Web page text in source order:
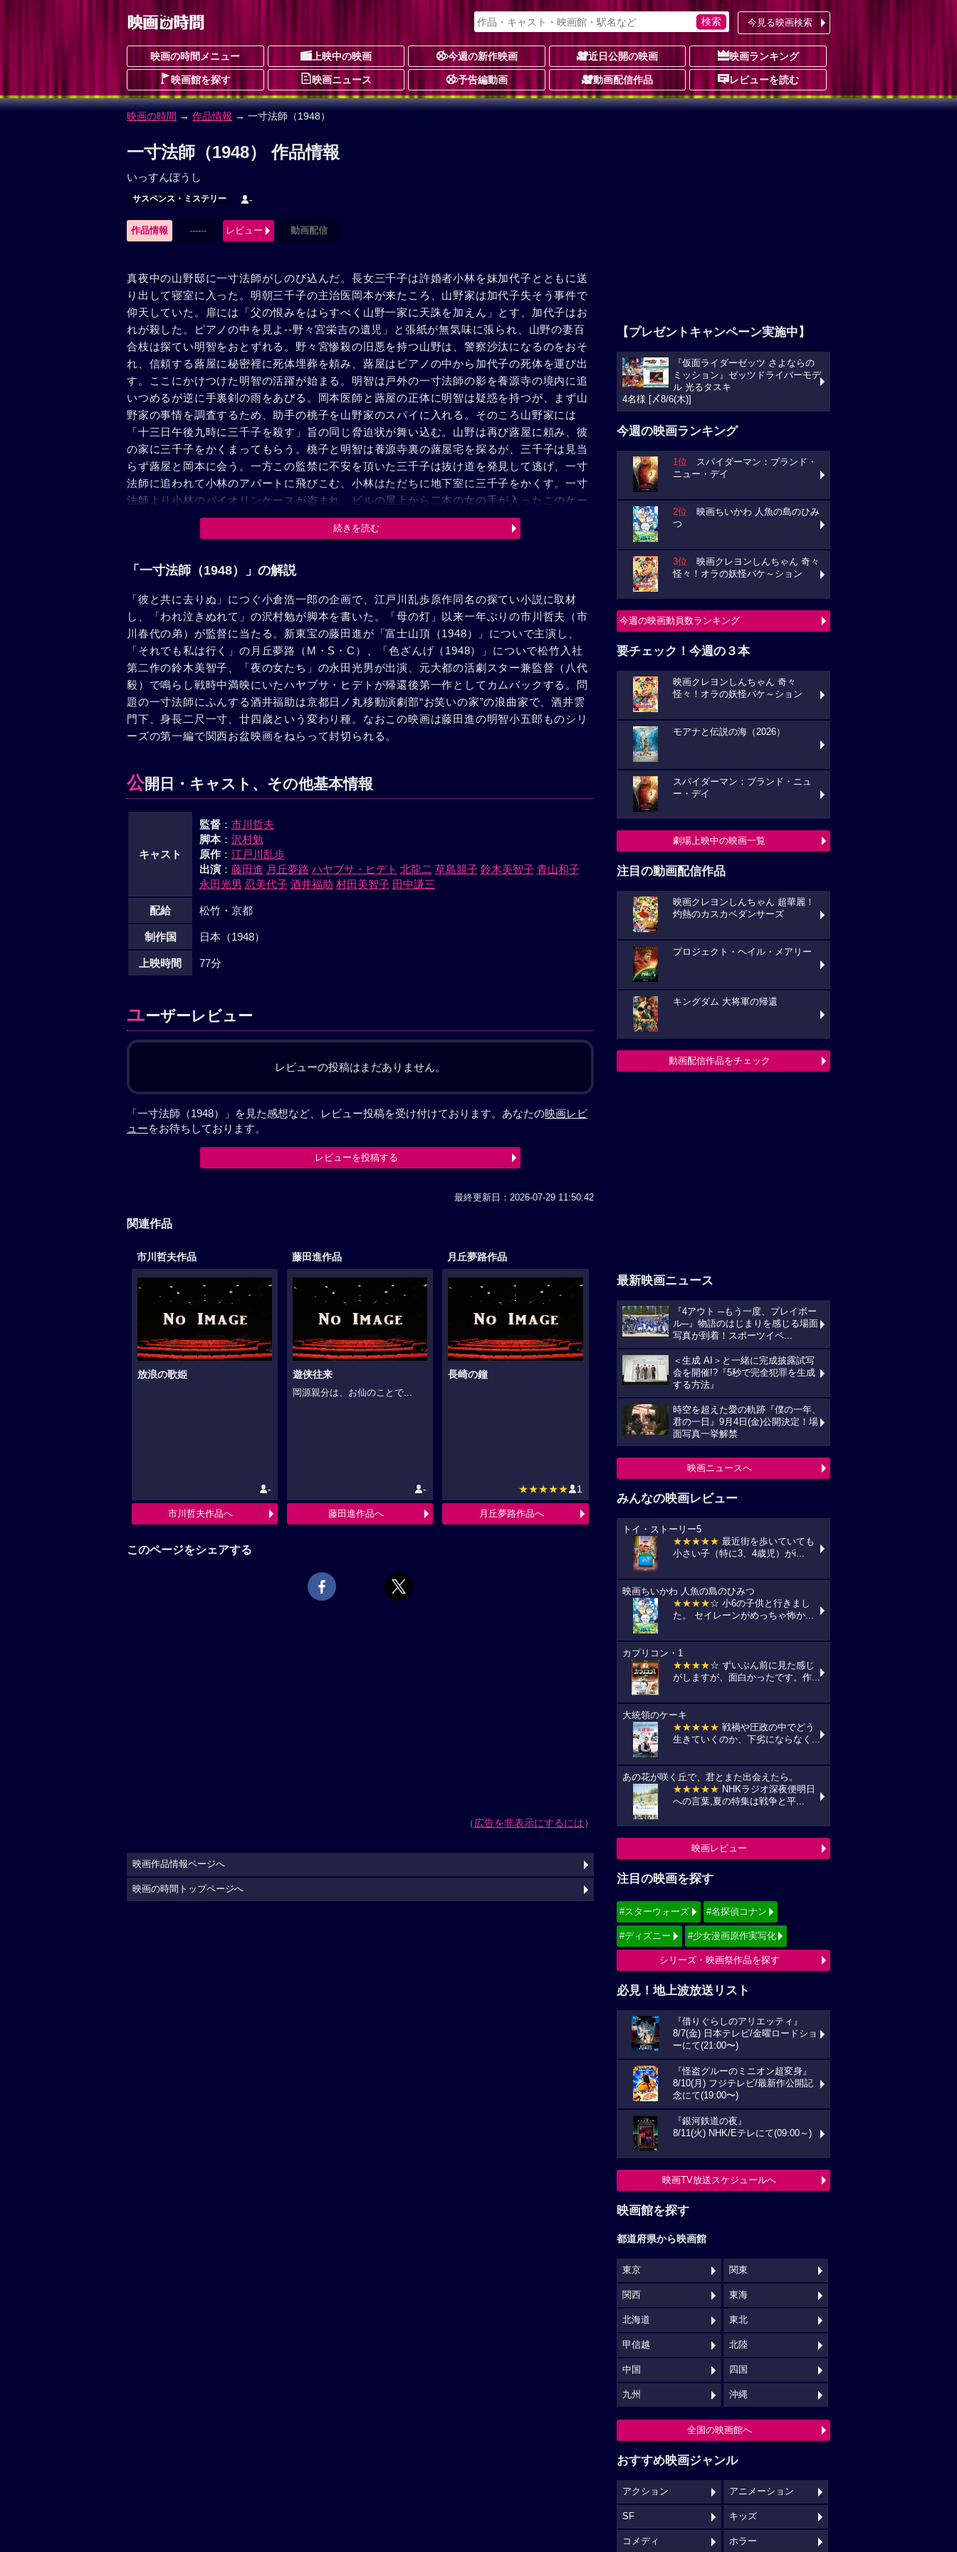
今見る映画検索
映画の時間メニュー 上映中の映画 今週の新作映画 近日公開の映画 映画ランキング
映画館を探す 映画ニュース 予告編動画 動画配信作品 レビューを読む
映画の時間 → 作品情報 → 一寸法師（1948）
一寸法師（1948） 作品情報
いっすんぼうし
サスペンス・ミステリー -
作品情報 ------ レビュー 動画配信
真夜中の山野邸に一寸法師がしのび込んだ。長女三千子は許婚者小林を妹加代子とともに送
り出して寝室に入った。明朝三千子の主治医岡本が来たころ、山野家は加代子失そう事件で
仰天していた。扉には「父の恨みをはらすべく山野一家に天誅を加えん」とす、加代子はお
れが殺した。ピアノの中を見よ--野々宮栄吉の遺児」と張紙が無気味に張られ、山野の妻百
合枝は探てい明智をおとずれる。野々宮惨殺の旧悪を持つ山野は、警察沙汰になるのをおそ
れ、信頼する蕗屋に秘密裡に死体埋葬を頼み、蕗屋はピアノの中から加代子の死体を運び出
す。ここにかけつけた明智の活躍が始まる。明智は戸外の一寸法師の影を養源寺の境内に追
いつめるが逆に手裏剣の雨をあびる。岡本医師と蕗屋の正体に明智は疑惑を持つが、まず山
野家の事情を調査するため、助手の桃子を山野家のスパイに入れる。そのころ山野家には
「十三日午後九時に三千子を殺す」旨の同じ脅迫状が舞い込む。山野は再び蕗屋に頼み、彼
の家に三千子をかくまってもらう。桃子と明智は養源寺裏の蕗屋宅を探るが、三千子は見当
らず蕗屋と岡本に会う。一方この監禁に不安を頂いた三千子は抜け道を発見して逃げ、一寸
法師に追われて小林のアパートに飛びこむ、小林はただちに地下室に三千子をかくす。一寸
法師より小林のバイオリンケースが盗まれ、ビルの屋上から二本の女の手が入ったこのケー
スが落ち、巷間の話題をさらう。明智はこの手を加代子のものと断じ、新聞はケースの署名
から犯人は小林と報じる。小林は変装して三千子のため食糧をあつめ、包紙の新聞から三千
は加代子の部屋に休ませ、刻々迫る午後九時を待つ。一方桃子は蕗屋を追って出先から電話
なる。本物の岡本医師は縛られ、蕗屋宅は野々宮が岡本と二役を演じたのだ。九時きっかり
山野宅にしのび込んだ一寸法師は三千子に化けた婦人警察官に捕縛された。
続きを読む
「一寸法師（1948）」の解説
「彼と共に去りぬ」につぐ小倉浩一郎の企画で、江戸川乱歩原作同名の探てい小説に取材
し、「われ泣きぬれて」の沢村勉が脚本を書いた。「母の灯」以来一年ぶりの市川哲夫（市
川春代の弟）が監督に当たる。新東宝の藤田進が「富士山頂（1948）」についで主演し、
「それでも私は行く」の月丘夢路（M・S・C）、「色ざんげ（1948）」についで松竹入社
第二作の鈴木美智子、「夜の女たち」の永田光男が出演、元大都の活劇スター兼監督（八代
毅）で鳴らし戦時中満映にいたハヤブサ・ヒデトが帰還後第一作としてカムバックする。問
題の一寸法師にふんする酒井福助は京都日ノ丸移動演劇部“お笑いの家”の浪曲家で、酒井雲
門下、身長二尺一寸、廿四歳という変わり種。なおこの映画は藤田進の明智小五郎ものシリ
ーズの第一編で関西お盆映画をねらって封切られる。
公開日・キャスト、その他基本情報
キャスト
監督： 市川哲夫
脚本： 沢村勉
原作： 江戸川乱歩
出演： 藤田進 月丘夢路 ハヤブサ・ヒデト 北龍二 草島競子 鈴木美智子 青山和子
永田光男 忍美代子 酒井福助 村田美智子 田中謙三
配給 松竹・京都
制作国 日本（1948）
上映時間 77分
ユーザーレビュー
レビューの投稿はまだありません。
「一寸法師（1948）」を見た感想など、レビュー投稿を受け付けております。あなたの映画レビ
ューをお待ちしております。
レビューを投稿する
最終更新日：2026-07-29 11:50:42
関連作品
市川哲夫作品
放浪の歌姫
-
市川哲夫作品へ
藤田進作品
遊侠往来
岡源親分は、お仙のことで...
-
藤田進作品へ
月丘夢路作品
長崎の鐘
★★★★★ 1
月丘夢路作品へ
このページをシェアする
（広告を非表示にするには）
【プレゼントキャンペーン実施中】
『仮面ライダーゼッツ さよならの
ミッション』ゼッツドライバーモデ
ル 光るタスキ
4名様 [〆8/6(木)]
今週の映画ランキング
1位 スパイダーマン：ブランド・
ニュー・デイ
2位 映画ちいかわ 人魚の島のひみ
つ
3位 映画クレヨンしんちゃん 奇々
怪々！オラの妖怪バケ～ション
今週の映画動員数ランキング
要チェック！今週の３本
映画クレヨンしんちゃん 奇々
怪々！オラの妖怪バケ～ション
モアナと伝説の海（2026）
スパイダーマン：ブランド・ニュ
ー・デイ
劇場上映中の映画一覧
注目の動画配信作品
映画クレヨンしんちゃん 超華麗！
灼熱のカスカベダンサーズ
プロジェクト・ヘイル・メアリー
キングダム 大将軍の帰還
動画配信作品をチェック
最新映画ニュース
『4アウト ─もう一度、プレイボー
ル─』物語のはじまりを感じる場面
写真が到着！スポーツイベ...
＜生成 AI＞と一緒に完成披露試写
会を開催!?『5秒で完全犯罪を生成
する方法』
時空を超えた愛の軌跡『僕の一年、
君の一日』9月4日(金)公開決定！場
面写真一挙解禁
映画ニュースへ
みんなの映画レビュー
トイ・ストーリー5
★★★★★ 最近街を歩いていても
小さい子（特に3、4歳児）がi...
映画ちいかわ 人魚の島のひみつ
★★★★☆ 小6の子供と行きまし
た。 セイレーンがめっちゃ怖か...
カプリコン・1
★★★★☆ ずいぶん前に見た感じ
がしますが、面白かったです。作...
大統領のケーキ
★★★★★ 戦禍や圧政の中でどう
生きていくのか、下劣にならなく...
あの花が咲く丘で、君とまた出会えたら。
★★★★★ NHKラジオ深夜便明日
への言葉,夏の特集は戦争と平...
映画レビュー
注目の映画を探す
#スターウォーズ #名探偵コナン
#ディズニー #少女漫画原作実写化
シリーズ・映画祭作品を探す
必見！地上波放送リスト
『借りぐらしのアリエッティ』
8/7(金) 日本テレビ/金曜ロードショ
ーにて(21:00〜)
『怪盗グルーのミニオン超変身』
8/10(月) フジテレビ/最新作公開記
念にて(19:00〜)
『銀河鉄道の夜』
8/11(火) NHK/Eテレにて(09:00～)
映画TV放送スケジュールへ
映画館を探す
都道府県から映画館
東京 関東
関西 東海
北海道 東北
甲信越 北陸
中国 四国
九州 沖縄
全国の映画館へ
おすすめ映画ジャンル
アクション アニメーション
SF キッズ
コメディ ホラー
映画作品情報ページへ
映画の時間トップページへ